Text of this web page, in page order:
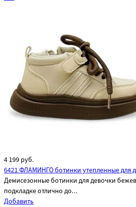
4 199 руб.
6421 ФЛАМИНГО ботинки утепленные для
Демисезонные ботинки для девочки
подкладке отлично до...
Добавить